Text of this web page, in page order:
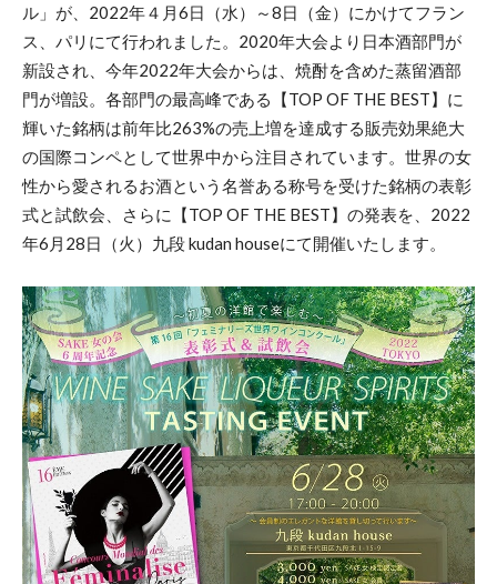
ル」が、2022年４月6日（水）～8日（金）にかけてフラン
ス、パリにて行われました。2020年大会より日本酒部門が
新設され、今年2022年大会からは、焼酎を含めた蒸留酒部
門が増設。各部門の最高峰である【TOP OF THE BEST】に
輝いた銘柄は前年比263%の売上増を達成する販売効果絶大
の国際コンペとして世界中から注目されています。世界の女
性から愛されるお酒という名誉ある称号を受けた銘柄の表彰
式と試飲会、さらに【TOP OF THE BEST】の発表を、2022
年6月28日（火）九段 kudan houseにて開催いたします。